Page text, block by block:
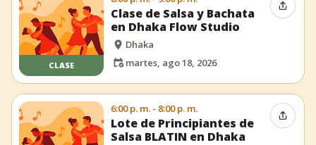
CLASE
Clase de Salsa y Bachata
en Dhaka Flow Studio
Dhaka
martes, ago 18, 2026
6:00 p. m. - 8:00 p. m.
Lote de Principiantes de
Salsa BLATIN en Dhaka